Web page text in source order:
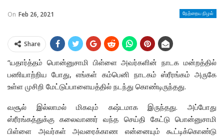
நேற்றைய நிழல்
On Feb 26, 2021
Share
“யதார்த்தம் பொன்னுசாமி பிள்ளை அவர்களின் நாடக மன்றத்தில்
பணியாற்றிய போது, எங்கள் கம்பெனி நாடகம் ஸ்ரீரங்கம் அருகே
உள்ள முசிறி மேட்டுப்பாளையத்தில் நடந்து கொண்டிருந்தது.
வசூல் இல்லாமல் மிகவும் கஷ்டமாக இருந்தது. அப்போது
ஸ்ரீரங்கத்துக்கு கலைவாணர் வந்த செய்தி கேட்டு பொன்னுசாமி
பிள்ளை அவர்கள் அவரைக்காண என்னையும் கூட்டிக்கொண்டு